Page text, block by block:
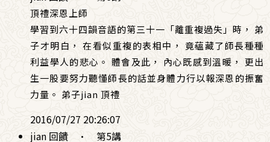
頂禮深恩上師
學習到六十四韻音語的第三十一「離重複過失」時， 弟
子才明白， 在看似重複的表相中， 竟蘊藏了師長種種
利益學人的悲心。 體會及此， 內心既感到溫暖， 更出
生一股要努力聽懂師長的話並身體力行以報深恩的振奮
力量。 弟子jian 頂禮
2016/07/27 20:26:07
jian 回饋
· 第5講